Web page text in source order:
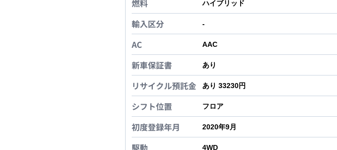
燃料 ハイブリッド
輸入区分 -
AC AAC
新車保証書 あり
リサイクル預託金 あり 33230円
シフト位置 フロア
初度登録年月 2020年9月
駆動 4WD